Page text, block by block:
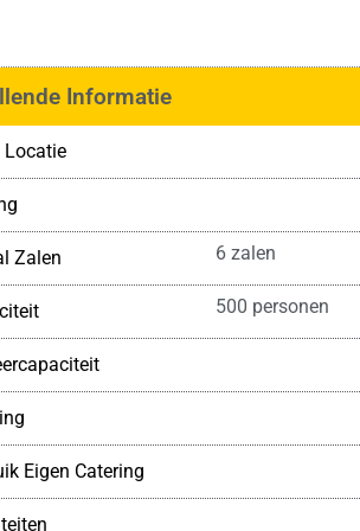
Informatie
Locatie
Zalen 6 zalen
500 personen
Eigen Catering